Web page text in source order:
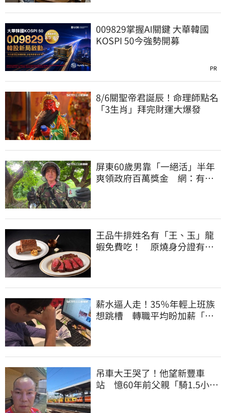
009829掌握AI關鍵 大華韓國
KOSPI 50今強勢開募
PR
8/6關聖帝君誕辰！命理師點名
「3生肖」拜完財運大爆發
屏東60歲男靠「一絕活」半年
爽領政府百萬獎金 網：有人
王品牛排姓名有「王、玉」龍
蝦免費吃！ 原燒身分證有
薪水逼人走！35％年輕上班族
想跳槽 轉職平均盼加薪「破
吊車大王哭了！他望新豐車
站 憶60年前父親「騎1.5小時